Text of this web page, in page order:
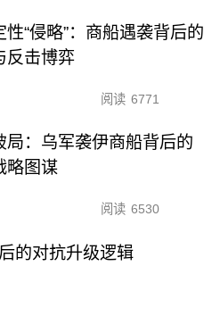
性“侵略”：商船遇袭背后的
反击博弈
阅读 6771
局：乌军袭伊商船背后的
略图谋
阅读 6530
的对抗升级逻辑